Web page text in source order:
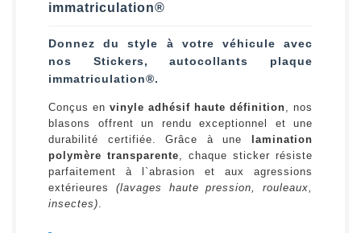
immatriculation®
Donnez du style à votre véhicule avec
nos Stickers, autocollants plaque
immatriculation®.
Conçus en vinyle adhésif haute définition, nos
blasons offrent un rendu exceptionnel et une
durabilité certifiée. Grâce à une
lamination
polymère transparente, chaque sticker résiste
parfaitement à l`abrasion et aux agressions
extérieures (lavages haute pression, rouleaux,
insectes).